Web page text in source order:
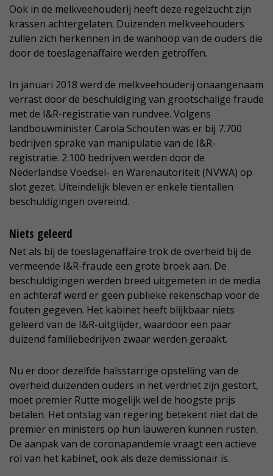
Ook in de melkveehouderij heeft deze regelzucht zijn
krassen achtergelaten. Duizenden melkveehouders
zullen zich herkennen in de wanhoop van de ouders die
door de toeslagenaffaire werden getroffen.
In januari 2018 werd de melkveehouderij onaangenaam
verrast door de beschuldiging van grootschalige fraude
met de I&R-registratie van rundvee. Volgens
landbouwminister Carola Schouten was er bij 7.700
bedrijven sprake van manipulatie van de I&R-
registratie. 2.100 bedrijven werden door de
Nederlandse Voedsel- en Warenautoriteit (NVWA) op
slot gezet. Uiteindelijk bleven er enkele tientallen
beschuldigingen overeind.
Niets geleerd
Net als bij de toeslagenaffaire trok de overheid bij de
vermeende I&R-fraude een grote broek aan. De
beschuldigingen werden breed uitgemeten in de media
en achteraf werd er geen publieke rekenschap voor de
fouten gegeven. Het kabinet heeft blijkbaar niets
geleerd van de I&R-uitglijder, waardoor een paar
duizend familiebedrijven zwaar werden geraakt.
Nu er door dezelfde halsstarrige opstelling van de
overheid duizenden ouders in het verdriet zijn gestort,
moet premier Rutte mogelijk wel de hoogste prijs
betalen. Het ontslag van regering betekent niet dat de
premier en ministers op hun lauweren kunnen rusten.
De aanpak van de coronapandemie vraagt een actieve
rol van het kabinet, ook als deze demissionair is.